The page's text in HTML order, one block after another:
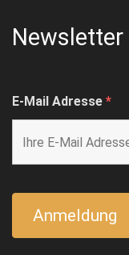
Newsletter
E-Mail Adresse *